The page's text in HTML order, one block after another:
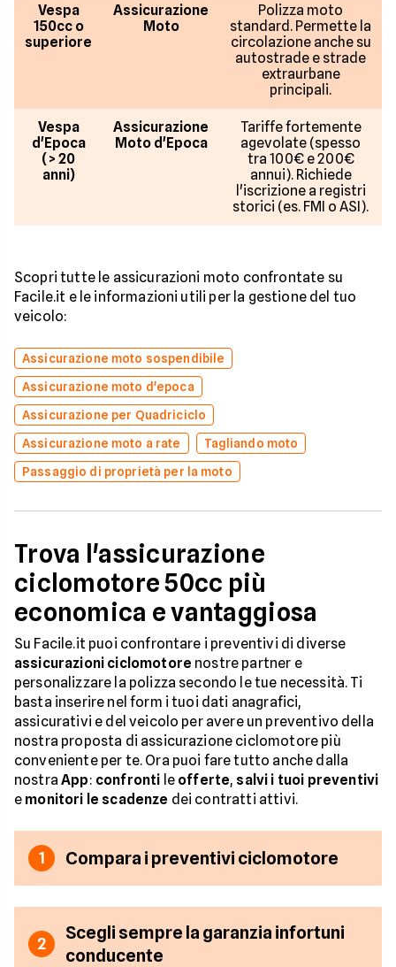
Vespa
150cc o
superiore
Assicurazione
Moto
Polizza moto
standard. Permette la
circolazione anche su
autostrade e strade
extraurbane
principali.
Vespa
d'Epoca
(> 20
anni)
Assicurazione
Moto d'Epoca
Tariffe fortemente
agevolate (spesso
tra 100€ e 200€
annui). Richiede
l'iscrizione a registri
storici (es. FMI o ASI).
Scopri tutte le assicurazioni moto confrontate su
Facile.it e le informazioni utili per la gestione del tuo
veicolo:
Assicurazione moto sospendibile
Assicurazione moto d'epoca
Assicurazione per Quadriciclo
Assicurazione moto a rate
Tagliando moto
Passaggio di proprietà per la moto
Trova l'assicurazione
ciclomotore 50cc più
economica e vantaggiosa
Su Facile.it puoi confrontare i preventivi di diverse
assicurazioni ciclomotore nostre partner e
personalizzare la polizza secondo le tue necessità. Ti
basta inserire nel form i tuoi dati anagrafici,
assicurativi e del veicolo per avere un preventivo della
nostra proposta di assicurazione ciclomotore più
conveniente per te. Ora puoi fare tutto anche dalla
nostraApp: confronti le offerte, salvi i tuoi preventivi
e monitori le scadenze dei contratti attivi.
1 Compara i preventivi ciclomotore
2
Scegli sempre la garanzia infortuni
conducente